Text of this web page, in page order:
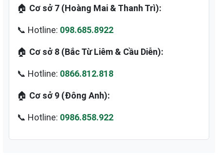
🏠 Cơ sở 7 (Hoàng Mai & Thanh Trì):
📞 Hotline: 098.685.8922
🏠 Cơ sở 8 (Bắc Từ Liêm & Cầu Diễn):
📞 Hotline: 0866.812.818
🏠 Cơ sở 9 (Đông Anh):
📞 Hotline: 0986.858.922